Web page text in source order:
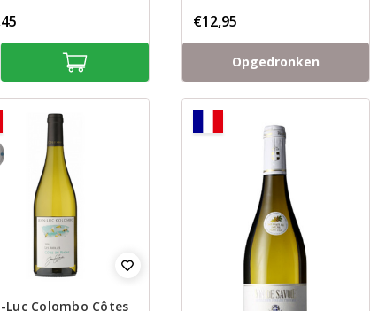
€12,95
Opgedronken
Luc Colombo Côtes